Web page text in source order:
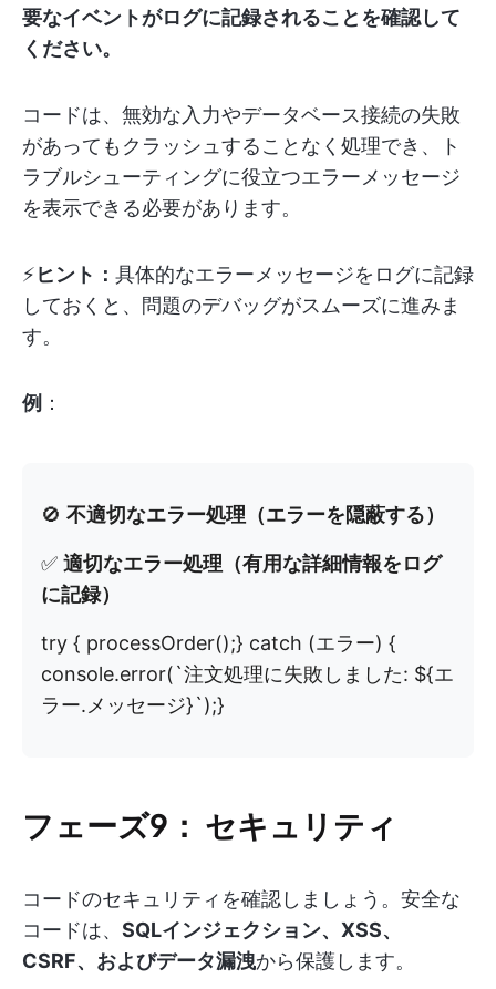
要なイベントがログに記録されることを確認して
ください。
コードは、無効な入力やデータベース接続の失敗
があってもクラッシュすることなく処理でき、ト
ラブルシューティングに役立つエラーメッセージ
を表示できる必要があります。
⚡️ヒント： 具体的なエラーメッセージをログに記録
しておくと、問題のデバッグがスムーズに進みま
す。
例 ：
🚫 不適切なエラー処理（エラーを隠蔽する）
✅ 適切なエラー処理（有用な詳細情報をログ
に記録）
try { processOrder();} catch (エラー) {
console.error(`注文処理に失敗しました: ${エ
ラー.メッセージ}`);}
フェーズ9： セキュリティ
コードのセキュリティを確認しましょう。安全な
コードは、 SQLインジェクション、XSS、
CSRF、およびデータ漏洩から保護します。